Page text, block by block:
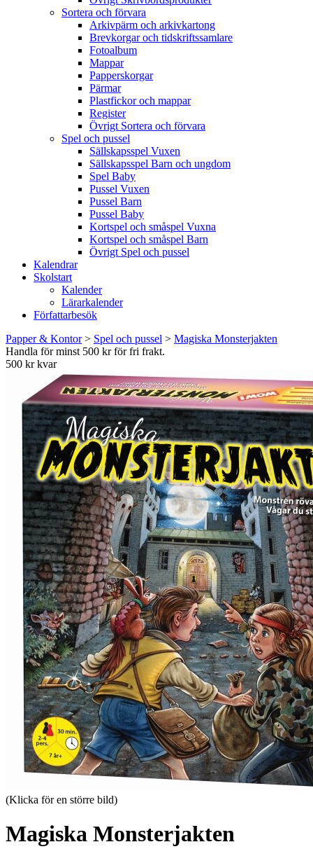
Sortera och förvara
Arkivpärm och arkivkartong
Brevkorgar och tidskriftssamlare
Fotoalbum
Mappar
Papperskorgar
Pärmar
Plastfickor och mappar
Register
Övrigt Sortera och förvara
Spel och pussel
Sällskapsspel Vuxen
Sällskapsspel Barn och ungdom
Spel Baby
Pussel Vuxen
Pussel Barn
Pussel Baby
Kortspel och småspel Vuxna
Kortspel och småspel Barn
Övrigt Spel och pussel
Kalendrar
Skolstart
Kalender
Lärarkalender
Författarbesök
Papper & Kontor> Spel och pussel > Magiska Monsterjakten
Handla för minst 500 kr för fri frakt.
500 kr kvar
(Klicka för en större bild)
Magiska Monsterjakten